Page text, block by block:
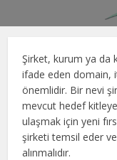
Şirket, kurum ya da
ifade eden domain,
önemlidir. Bir nevi
mevcut hedef
ulaşmak için yeni
şirketi temsil eder
alınmalıdır.